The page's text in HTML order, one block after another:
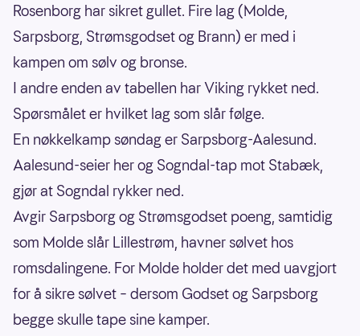
Rosenborg har sikret gullet. Fire lag (Molde,
Sarpsborg, Strømsgodset og Brann) er med i
kampen om sølv og bronse.
I andre enden av tabellen har Viking rykket ned.
Spørsmålet er hvilket lag som slår følge.
En nøkkelkamp søndag er Sarpsborg-Aalesund.
Aalesund-seier her og Sogndal-tap mot Stabæk,
gjør at Sogndal rykker ned.
Avgir Sarpsborg og Strømsgodset poeng, samtidig
som Molde slår Lillestrøm, havner sølvet hos
romsdalingene. For Molde holder det med uavgjort
for å sikre sølvet – dersom Godset og Sarpsborg
begge skulle tape sine kamper.